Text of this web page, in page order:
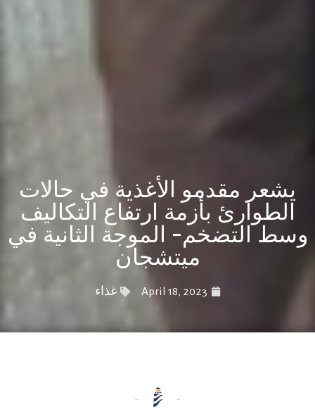
يشعر مقدمو الأغذية في حالات
الطوارئ بأزمة ارتفاع التكاليف
وسط التضخم- الموجة الثانية في
ميتشجان
April 18, 2023 غذاء